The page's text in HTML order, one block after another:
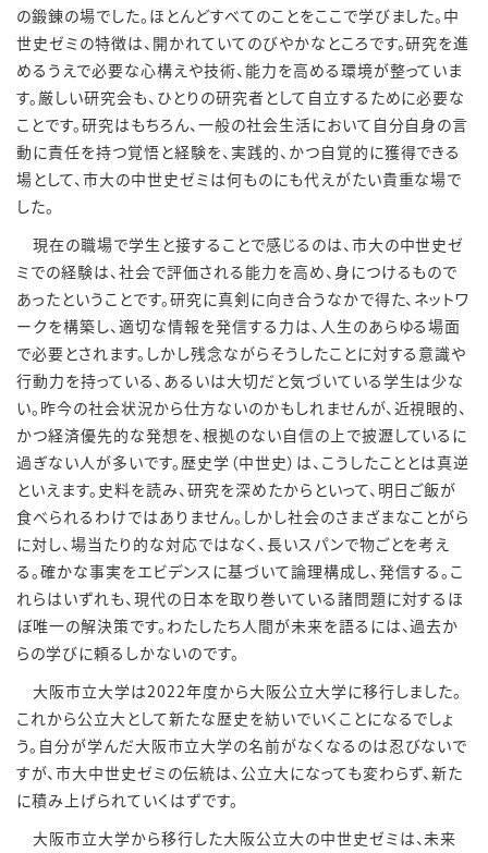
の鍛錬の場でした。ほとんどすべてのことをここで学びました。中
世史ゼミの特徴は、開かれていてのびやかなところです。研究を進
めるうえで必要な心構えや技術、能力を高める環境が整っていま
す。厳しい研究会も、ひとりの研究者として自立するために必要な
ことです。研究はもちろん、一般の社会生活において自分自身の言
動に責任を持つ覚悟と経験を、実践的、かつ自覚的に獲得できる
場として、市大の中世史ゼミは何ものにも代えがたい貴重な場で
した。
現在の職場で学生と接することで感じるのは、市大の中世史ゼ
ミでの経験は、社会で評価される能力を高め、身につけるもので
あったということです。研究に真剣に向き合うなかで得た、ネットワ
ークを構築し、適切な情報を発信する力は、人生のあらゆる場面
で必要とされます。しかし残念ながらそうしたことに対する意識や
行動力を持っている、あるいは大切だと気づいている学生は少な
い。昨今の社会状況から仕方ないのかもしれませんが、近視眼的、
かつ経済優先的な発想を、根拠のない自信の上で披瀝しているに
過ぎない人が多いです。歴史学（中世史）は、こうしたこととは真逆
といえます。史料を読み、研究を深めたからといって、明日ご飯が
食べられるわけではありません。しかし社会のさまざまなことがら
に対し、場当たり的な対応ではなく、長いスパンで物ごとを考え
る。確かな事実をエビデンスに基づいて論理構成し、発信する。こ
れらはいずれも、現代の日本を取り巻いている諸問題に対するほ
ぼ唯一の解決策です。わたしたち人間が未来を語るには、過去か
らの学びに頼るしかないのです。
大阪市立大学は2022年度から大阪公立大学に移行しました。
これから公立大として新たな歴史を紡いでいくことになるでしょ
う。自分が学んだ大阪市立大学の名前がなくなるのは忍びないで
すが、市大中世史ゼミの伝統は、公立大になっても変わらず、新た
に積み上げられていくはずです。
大阪市立大学から移行した大阪公立大の中世史ゼミは、未来